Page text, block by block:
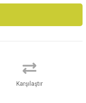
Karşılaştır